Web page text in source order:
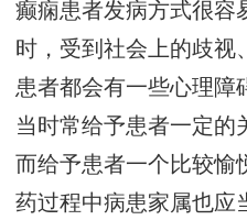
癫痫患者发病方式很容
时，受到社会上的歧视
患者都会有一些心理障
当时常给予患者一定的
而给予患者一个比较愉
药过程中病患家属也应